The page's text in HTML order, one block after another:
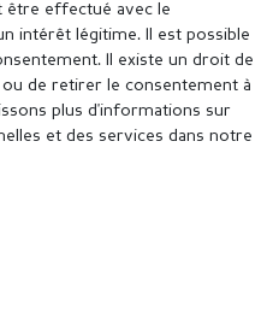
de confidentialité
ici
être effectué avec le
intérêt légitime. Il est possible
Il existe un droit de
de retirer le consentement à
plus d'informations sur
et des services dans notre